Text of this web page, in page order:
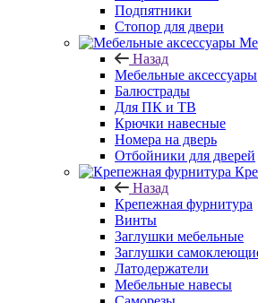
Подпятники
Стопор для двери
Назад
Мебельные аксессуары
Балюстрады
Для ПК и ТВ
Крючки навесные
Номера на дверь
Отбойники для дверей
Назад
Крепежная фурнитура
Винты
Заглушки мебельные
Заглушки
Латодержатели
Мебельные навесы